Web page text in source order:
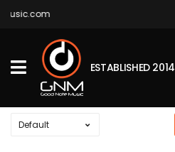
ESTABLISHED 2014